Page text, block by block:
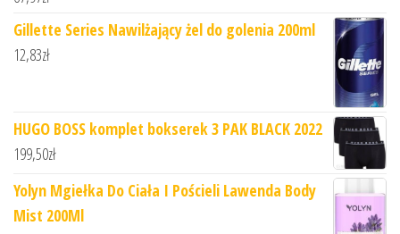
Gillette Series Nawilżający żel do golenia 200ml
12,83zł
HUGO BOSS komplet bokserek 3 PAK BLACK 2022
199,50zł
Yolyn Mgiełka Do Ciała I Pościeli Lawenda Body
Mist 200Ml